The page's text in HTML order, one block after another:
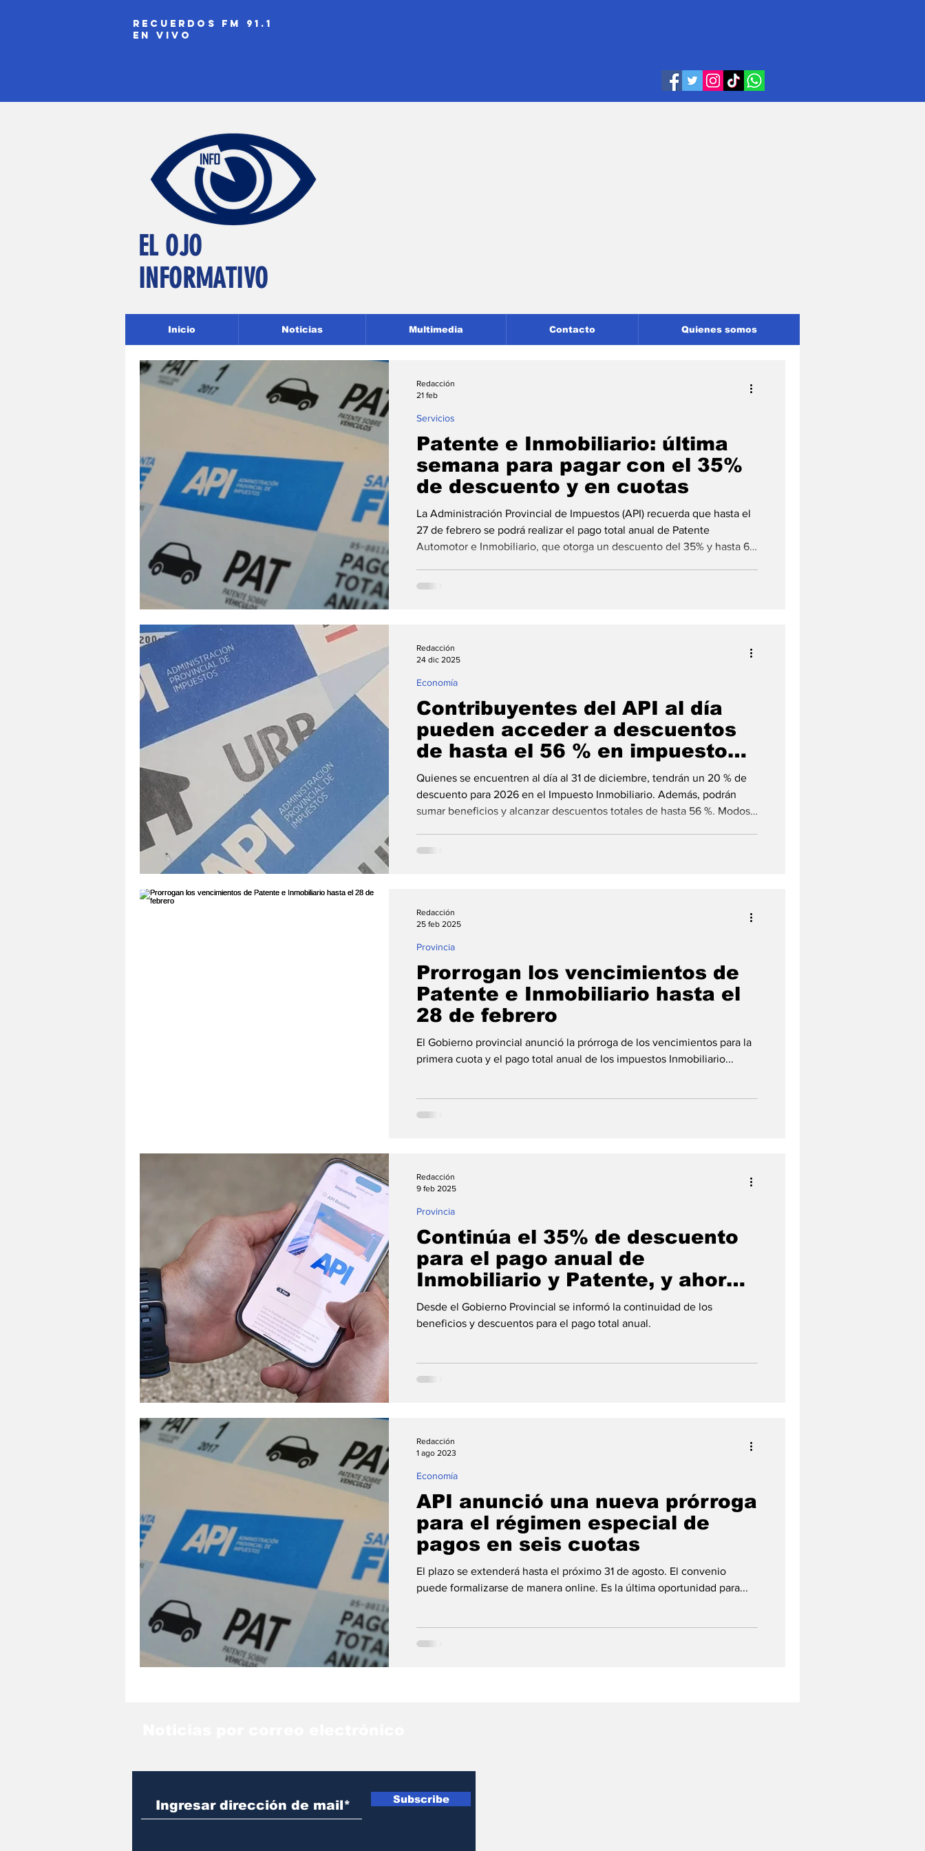
recuerdos fm 91.1
EN VIVO
EL OJO
INFORMATIVO
Inicio Noticias Multimedia Contacto Quienes somos
Patente e Inmobiliario: última
semana para pagar con el 35%
de descuento y en cuotas
La Administración Provincial de Impuestos (API) recuerda que hasta el
27 de febrero se podrá realizar el pago total anual de Patente
Automotor e Inmobiliario, que otorga un descuento del 35% y hasta 6
Servicios
Redacción
21 feb
Contribuyentes del API al día
pueden acceder a descuentos
de hasta el 56 % en impuestos
provinciales
Quienes se encuentren al día al 31 de diciembre, tendrán un 20 % de
descuento para 2026 en el Impuesto Inmobiliario. Además, podrán
sumar beneficios y alcanzar descuentos totales de hasta 56 %. Modos
Economía
Redacción
24 dic 2025
Prorrogan los vencimientos de
Patente e Inmobiliario hasta el
28 de febrero
El Gobierno provincial anunció la prórroga de los vencimientos para la
primera cuota y el pago total anual de los impuestos Inmobiliario...
Provincia
Redacción
25 feb 2025
Continúa el 35% de descuento
para el pago anual de
Inmobiliario y Patente, y ahora
se puede abonar con tarjeta
Desde el Gobierno Provincial se informó la continuidad de los
beneficios y descuentos para el pago total anual.
Provincia
Redacción
9 feb 2025
API anunció una nueva prórroga
para el régimen especial de
pagos en seis cuotas
El plazo se extenderá hasta el próximo 31 de agosto. El convenio
puede formalizarse de manera online. Es la última oportunidad para...
Economía
Redacción
1 ago 2023
Subscribe